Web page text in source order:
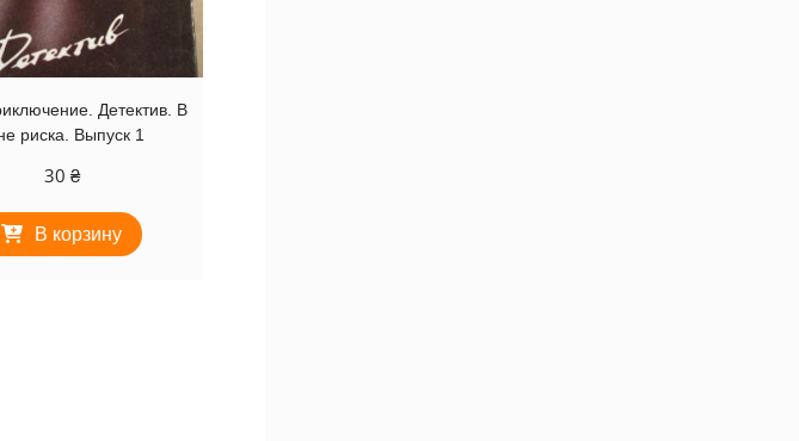
Детектив. В
риска. Выпуск 1
30 ₴
В корзину